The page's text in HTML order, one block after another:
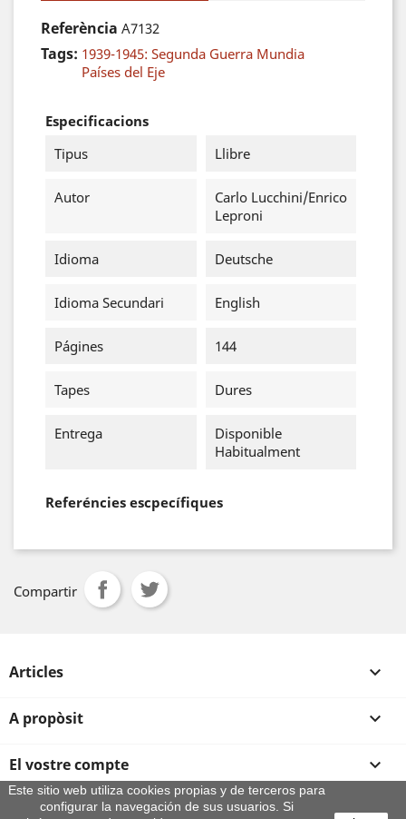
Referència A7132
Tags: 1939-1945: Segunda Guerra Mundia
Países del Eje
Especificacions
Tipus
Llibre
Autor
Carlo Lucchini/Enrico
Leproni
Idioma Deutsche
Idioma Secundari English
Págines 144
Tapes Dures
Entrega
Disponible
Habitualment
Referéncies escpecífiques
Compartir
Articles 
A propòsit 
El vostre compte 
Informació sobre la botiga
Este sitio web utiliza cookies propias y de terceros para
configurar la navegación de sus usuarios. Si